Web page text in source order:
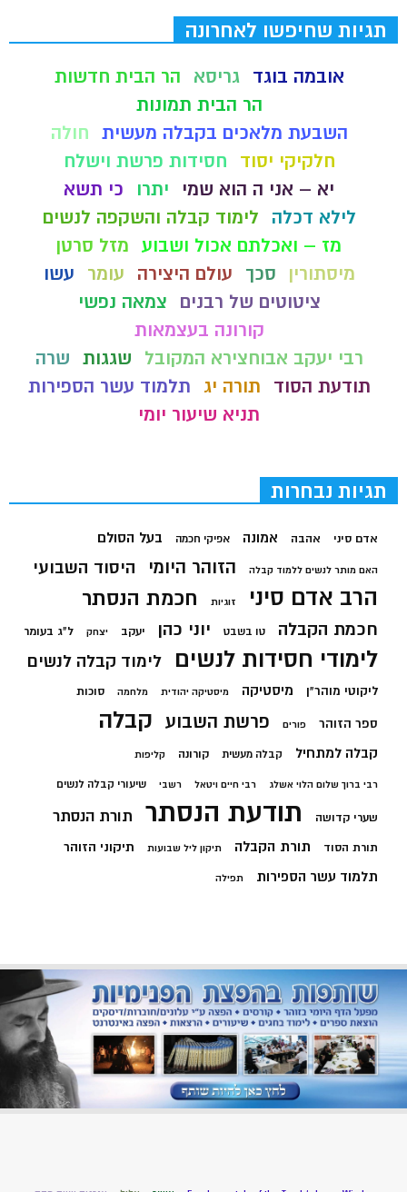
תגיות שחיפשו לאחרונה
אובמה בוגד גריסא
הר הבית חדשות
הר הבית תמונות
השבעת מלאכים בקבלה מעשית חולה
חלקיקי יסוד
חסידות פרשת וישלח
יא – אני ה הוא שמי
יתרו
כי תשא
לילא דכלה
לימוד קבלה והשקפה לנשים
מז – ואכלתם אכול ושבוע מזל סרטן
מיסתורין
סכך עולם היצירה עומר
עשו
ציטוטים של רבנים
צמאה נפשי
קורונה בעצמאות
רבי יעקב אבוחצירא המקובל
שגגות שרה
תודעת הסוד
תורה יג
תלמוד עשר הספירות
תניא שיעור יומי
תגיות נבחרות
אדם סיני אהבה אמונה אפיקי חכמה בעל הסולם
האם מותר לנשים ללמוד קבלה הזוהר היומי היסוד השבועי
הרב אדם סיני זוגיות חכמת הנסתר
חכמת הקבלה טו בשבט יוני כהן יעקב יצחק ל"ג בעומר
לימודי חסידות לנשים לימוד קבלה לנשים
ליקוטי מוהר"ן מיסטיקה מיסטיקה יהודית מלחמה סוכות
ספר הזוהר פורים פרשת השבוע קבלה
קבלה למתחיל קבלה מעשית קורונה קליפות
רבי ברוך שלום הלוי אשלג רבי חיים ויטאל רשבי שיעורי קבלה לנשים
שערי קדושה תודעת הנסתר תורת הנסתר
תורת הסוד תורת הקבלה תיקון ליל שבועות תיקוני הזוהר
תלמוד עשר הספירות תפילה